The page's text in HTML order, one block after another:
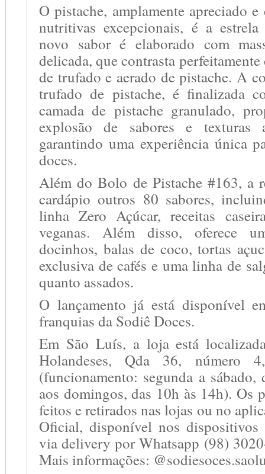
O pistache, amplamente apreciado
nutritivas excepcionais, é a
novo sabor é elaborado com
delicada, que contrasta
de trufado e aerado de pistache. A
trufado de pistache, é finalizada
camada de pistache granulado,
explosão de sabores e texturas
garantindo uma experiência única
doces.
Além do Bolo de Pistache #163, a
cardápio outros 80 sabores,
linha Zero Açúcar, receitas
veganas. Além disso, oferece
docinhos, balas de coco, tortas
exclusiva de cafés e uma linha de
quanto assados.
O lançamento já está disponível
franquias da Sodiê Doces.
Em São Luís, a loja está
Holandeses, Qda 36, número
(funcionamento: segunda a
aos domingos, das 10h às 14h). Os
feitos e retirados nas lojas ou no
Oficial, disponível nos
via delivery por Whatsapp (98)
Mais informações: